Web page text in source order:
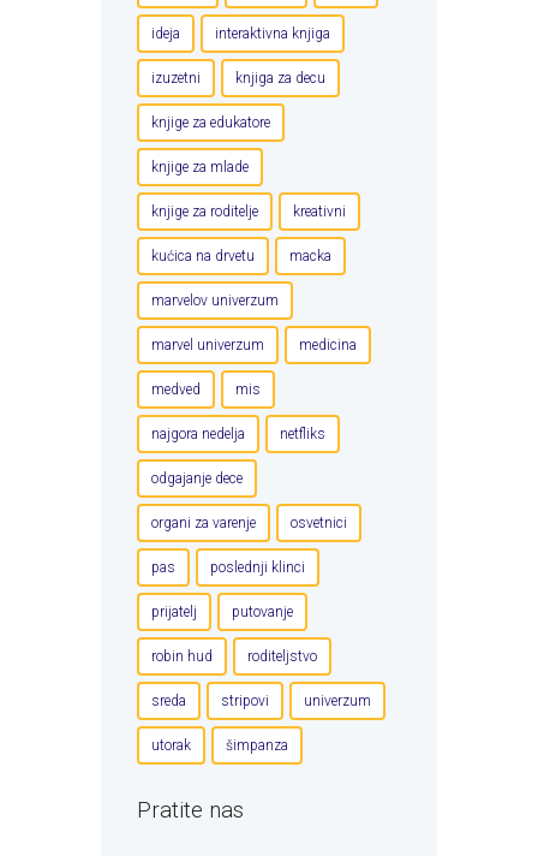
ideja interaktivna knjiga
izuzetni knjiga za decu
knjige za edukatore
knjige za mlade
knjige za roditelje kreativni
kućica na drvetu macka
marvelov univerzum
marvel univerzum medicina
medved mis
najgora nedelja netfliks
odgajanje dece
organi za varenje osvetnici
pas poslednji klinci
prijatelj putovanje
robin hud roditeljstvo
sreda stripovi univerzum
utorak šimpanza
Pratite nas